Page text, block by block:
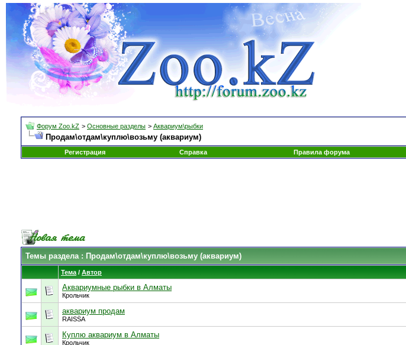
Форум Zoo.kZ > Основные разделы > Аквариум\рыбки
Продам\отдам\куплю\возьму (аквариум)
Регистрация
Справка Правила форума
Темы раздела: Продам\отдам\куплю\возьму (аквариум)
Тема / Автор
Аквариумные рыбки в Алматы
Крольчик
аквариум продам
RAISSA
Куплю аквариум в Алматы
Крольчик